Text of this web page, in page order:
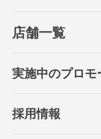
店舗一覧
実施中のプロモ
採用情報